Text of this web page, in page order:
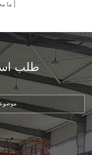
ما
طلب